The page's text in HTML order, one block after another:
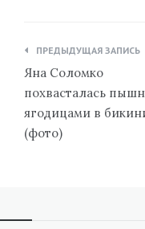
Навигация
по
записям
ПРЕДЫДУЩАЯ ЗАПИСЬ
Яна Соломко
похвасталась
ягодицами в
(фото)